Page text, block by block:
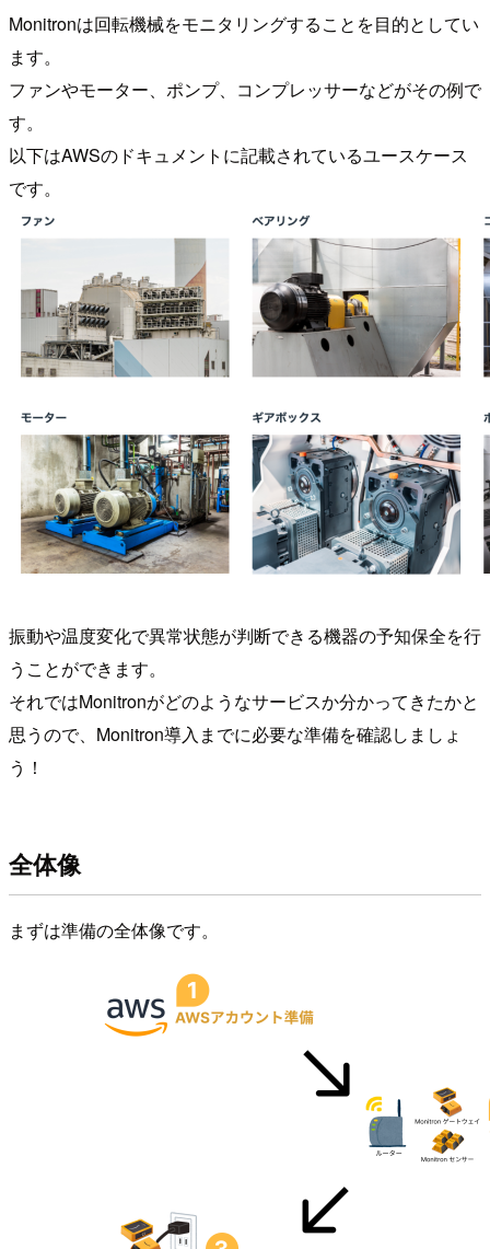
Monitronは回転機械をモニタリングすることを目的としてい
ます。
ファンやモーター、ポンプ、コンプレッサーなどがその例で
す。
以下はAWSのドキュメントに記載されているユースケース
です。
振動や温度変化で異常状態が判断できる機器の予知保全を行
うことができます。
それではMonitronがどのようなサービスか分かってきたかと
思うので、Monitron導入までに必要な準備を確認しましょ
う！
全体像
まずは準備の全体像です。